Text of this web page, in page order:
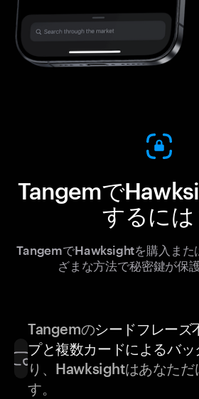
Tangemで
するには
TangemでHawksightを購入また
ざまな方法で秘密鍵が保
Tangemのシードフレーズ
プと複数カードによるバッ
り、Hawksightはあなただ
す。